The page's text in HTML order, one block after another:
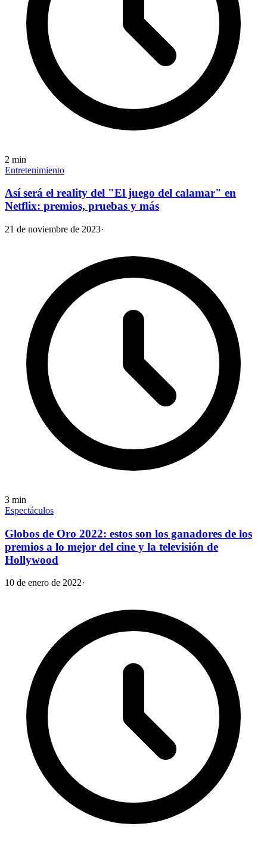
2 min
Entretenimiento
Así será el reality del "El juego del calamar" en
Netflix: premios, pruebas y más
21 de noviembre de 2023·
3 min
Espectáculos
Globos de Oro 2022: estos son los ganadores de los
premios a lo mejor del cine y la televisión de
Hollywood
10 de enero de 2022·